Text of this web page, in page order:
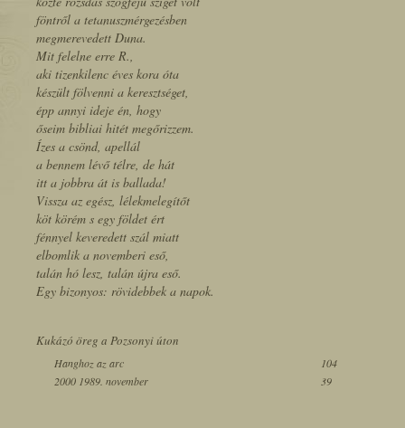
föntről a tetanuszmérgezésben
megmerevedett Duna.
Mit felelne erre R.,
aki tizenkilenc éves kora óta
készült fölvenni a keresztséget,
épp annyi ideje én, hogy
őseim bibliai hitét megőrizzem.
Ízes a csönd, apellál
a bennem lévő télre, de hát
itt a jobbra át is ballada!
Vissza az egész, lélekmelegítőt
köt körém s egy földet ért
fénnyel keveredett szál miatt
elbomlik a novemberi eső,
talán hó lesz, talán újra eső.
Egy bizonyos: rövidebbek a napok.
Kukázó öreg a Pozsonyi úton
Hanghoz az arc
104
2000 1989. november
39